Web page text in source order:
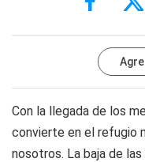
Con la llegada de los
convierte en el refugio
nosotros. La baja de